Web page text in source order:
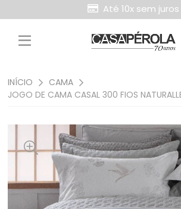
Entre com email ou cpf/
Até 10x sem juros
INÍCIO
CAMA
JOGO DE CAMA CASAL 300 FIOS